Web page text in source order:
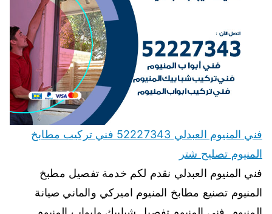
فني المنيوم العبدلي 52227343 فني تركيب مطابخ
المنيوم تصليح شتر
فني المنيوم العبدلي نقدم لكم خدمة تفصيل مطبخ
المنيوم تصنيع مطابخ المنيوم اميركي والماني صيانة